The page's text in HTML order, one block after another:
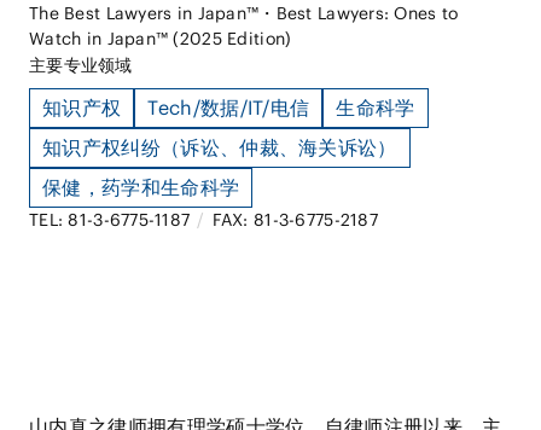
The Best Lawyers in Japan™・Best Lawyers: Ones to
Watch in Japan™ (2025 Edition)
主要专业领域
知识产权 Tech/数据/IT/电信
生命科学
知识产权纠纷（诉讼、仲裁、海关诉讼）
保健，药学和生命科学
TEL: 81-3-6775-1187 / FAX: 81-3-6775-2187